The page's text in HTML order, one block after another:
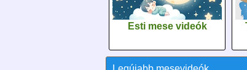
Esti mese videók